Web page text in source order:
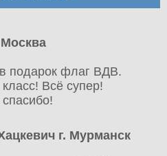
подарок флаг ВДВ.
класс! Всё супер!
г. Мурманск